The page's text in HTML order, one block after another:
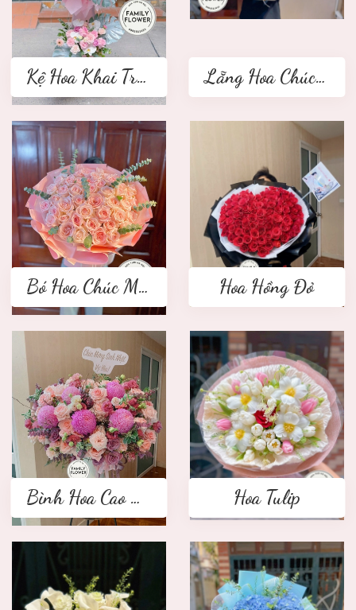
Kệ Hoa Khai Trương 2 tầng Lẵng Hoa Chúc Mừng
Bó Hoa Chúc Mừng Hoa Hồng Đỏ
Bình Hoa Cao Cấp Hoa Tulip